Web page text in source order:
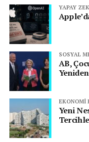
KATEGORİLER:
ETIKETLER:
DIJITAL DÜNYA
YAPAY
SOSYAL
AB,
EKONOMI
Yeni